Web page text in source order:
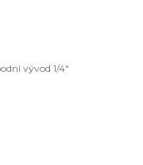
vývod 1/4"